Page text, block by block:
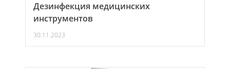
Дезинфекция медицинских
инструментов
30.11.2023